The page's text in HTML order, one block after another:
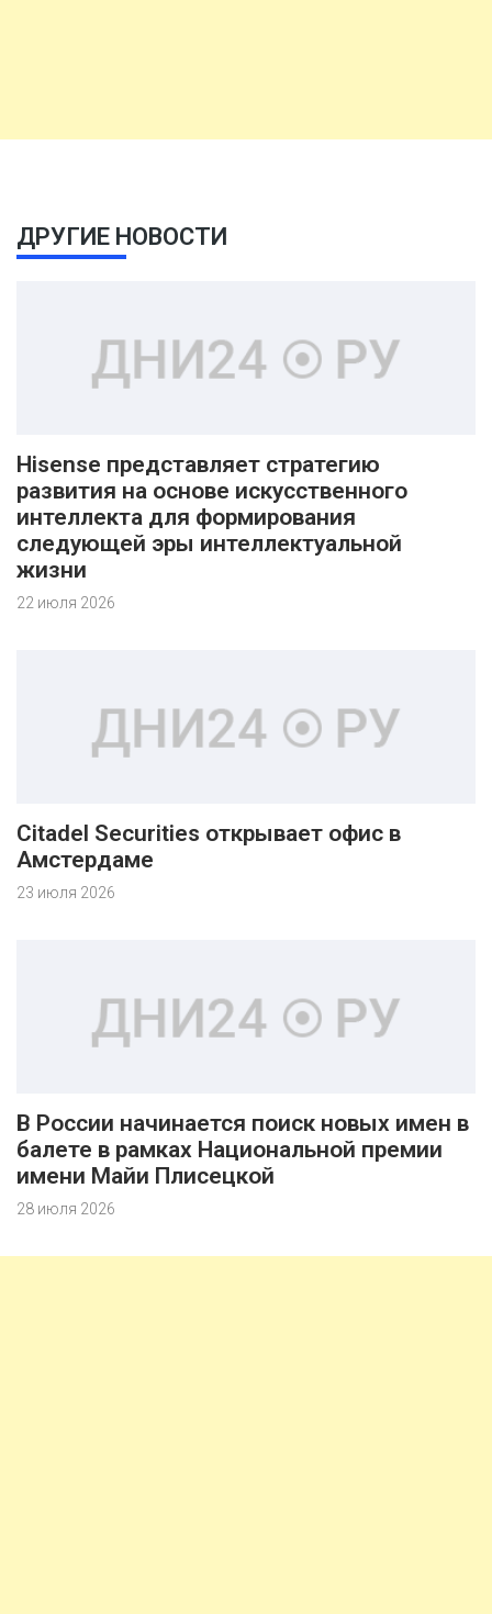
ДРУГИЕ НОВОСТИ
Hisense представляет стратегию
развития на основе искусственного
интеллекта для формирования
следующей эры интеллектуальной
жизни
22 июля 2026
Citadel Securities открывает офис в
Амстердаме
23 июля 2026
В России начинается поиск новых имен в
балете в рамках Национальной премии
имени Майи Плисецкой
28 июля 2026